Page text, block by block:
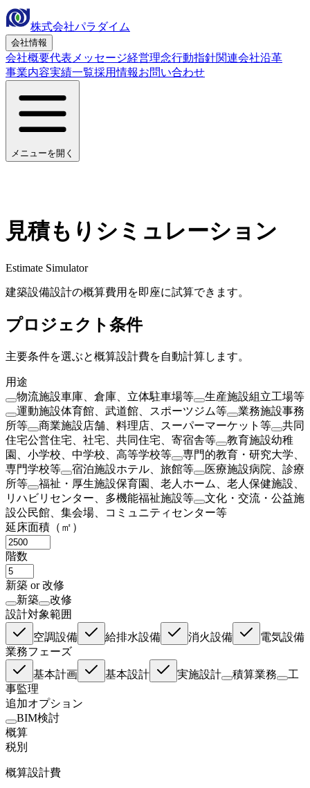
株式会社パラダイム
会社情報
会社概要代表メッセージ経営理念行動指針関連会社沿革
事業内容実績一覧採用情報お問い合わせ
メニューを開く
見積もりシミュレーション
Estimate Simulator
建築設備設計の概算費用を即座に試算できます。
プロジェクト条件
主要条件を選ぶと概算設計費を自動計算します。
用途
物流施設車庫、倉庫、立体駐車場等 生産施設組立工場等
運動施設体育館、武道館、スポーツジム等 業務施設事務
所等
商業施設店舗、料理店、スーパーマーケット等
共同
住宅公営住宅、社宅、共同住宅、寄宿舎等 教育施設幼稚
園、小学校、中学校、高等学校等
専門的教育・研究大学、
専門学校等
宿泊施設ホテル、旅館等 医療施設病院、診療
所等
福祉・厚生施設保育園、老人ホーム、老人保健施設、
リハビリセンター、多機能福祉施設等
文化・交流・公益施
設公民館、集会場、コミュニティセンター等
延床面積（㎡）
階数
新築 or 改修
新築
改修
設計対象範囲
空調設備
給排水設備 消火設備
電気設備
業務フェーズ
基本計画
基本設計 実施設計 積算業務
工
事監理
追加オプション
BIM検討
概算
税別
概算設計費